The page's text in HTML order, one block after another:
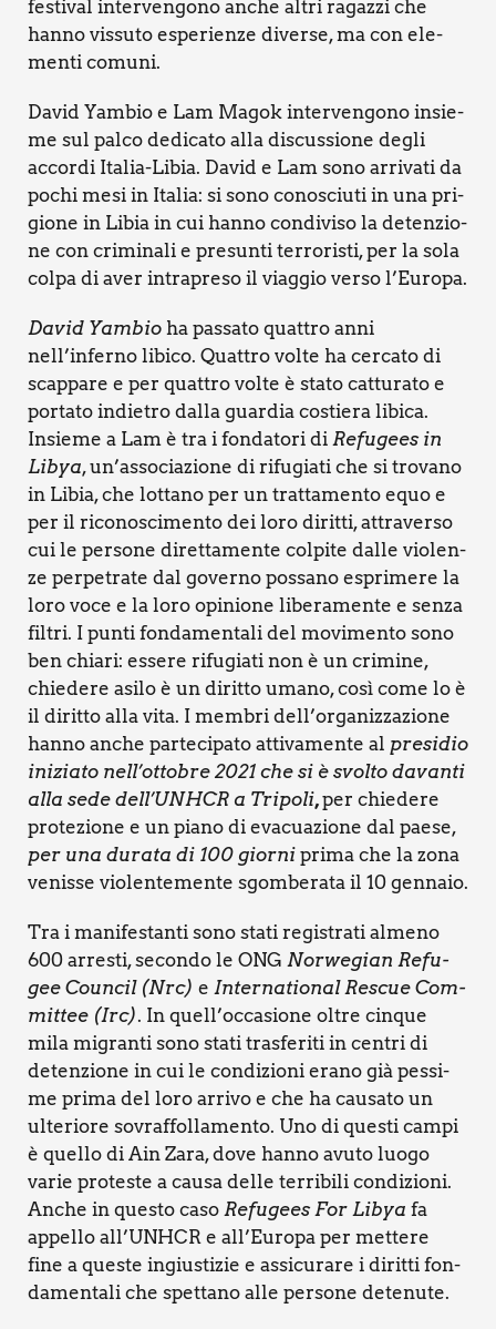
festi­val inter­ven­go­no anche altri ragaz­zi che
han­no vis­su­to espe­rien­ze diver­se, ma con ele­
men­ti comu­ni.
David Yam­bio e Lam Magok inter­ven­go­no insie­
me sul pal­co dedi­ca­to alla discus­sio­ne degli
accor­di Ita­lia-Libia. David e Lam sono arri­va­ti da
pochi mesi in Ita­lia: si sono cono­sciu­ti in una pri­
gio­ne in Libia in cui han­no con­di­vi­so la deten­zio­
ne con cri­mi­na­li e pre­sun­ti ter­ro­ri­sti, per la sola
col­pa di aver intra­pre­so il viag­gio ver­so l’Europa.
David Yam­bio ha pas­sa­to quat­tro anni
nell’inferno libi­co. Quat­tro vol­te ha cer­ca­to di
scap­pa­re e per quat­tro vol­te è sta­to cat­tu­ra­to e
por­ta­to indie­tro dal­la guar­dia costie­ra libi­ca.
Insie­me a Lam è tra i fon­da­to­ri di Refu­gees in
Libya, un’associazione di rifu­gia­ti che si tro­va­no
in Libia, che lot­ta­no per un trat­ta­men­to equo e
per il rico­no­sci­men­to dei loro dirit­ti, attra­ver­so
cui le per­so­ne diret­ta­men­te col­pi­te dal­le vio­len­
ze per­pe­tra­te dal gover­no pos­sa­no espri­me­re la
loro voce e la loro opi­nio­ne libe­ra­men­te e sen­za
fil­tri. I pun­ti fon­da­men­ta­li del movi­men­to sono
ben chia­ri: esse­re rifu­gia­ti non è un cri­mi­ne,
chie­de­re asi­lo è un dirit­to uma­no, così come lo è
il dirit­to alla vita. I mem­bri dell’organizzazione
han­no anche par­te­ci­pa­to atti­va­men­te al pre­si­dio
ini­zia­to nell’ottobre 2021 che si è svol­to davan­ti
alla sede dell’UNHCR a Tri­po­li,per chie­de­re
pro­te­zio­ne e un pia­no di eva­cua­zio­ne dal pae­se,
per una dura­ta di 100 gior­ni pri­ma che la zona
venis­se vio­len­te­men­te sgom­be­ra­ta il 10 gen­na­io.
Tra i mani­fe­stan­ti sono sta­ti regi­stra­ti alme­no
600 arre­sti, secon­do le ONG Nor­we­gian Refu­
gee Coun­cil (Nrc) e Inter­na­tio­nal Rescue Com­
mit­tee (Irc). In quell’occasione oltre cin­que
mila migran­ti sono sta­ti tra­sfe­ri­ti in cen­tri di
deten­zio­ne in cui le con­di­zio­ni era­no già pes­si­
me pri­ma del loro arri­vo e che ha cau­sa­to un
ulte­rio­re sovraf­fol­la­men­to. Uno di que­sti cam­pi
è quel­lo di Ain Zara, dove han­no avu­to luo­go
varie pro­te­ste a cau­sa del­le ter­ri­bi­li con­di­zio­ni.
Anche in que­sto caso Refu­gees For Libya fa
appel­lo all’UNHCR e all’Europa per met­te­re
fine a que­ste ingiu­sti­zie e assi­cu­ra­re i dirit­ti fon­
da­men­ta­li che spet­ta­no alle per­so­ne dete­nu­te.